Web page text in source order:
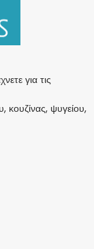
για τις
κουζίνας, ψυγείου,